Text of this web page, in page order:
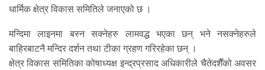
धार्मिक क्षेत्र विकास समितिले जनाएको छ ।
मन्दिमा लाइनमा बस्न सक्नेहरु लामवद्ध भएका छन् भने नसक्नेहरुले
बाहिरबाटनै मन्दिर दर्शन तथा टीका ग्रहण गरिरहेका छन् ।
क्षेत्र विकास समितिका कोषाध्यक्ष इन्द्रप्रसाद अधिकारीले चैतेदशैँको अवसर